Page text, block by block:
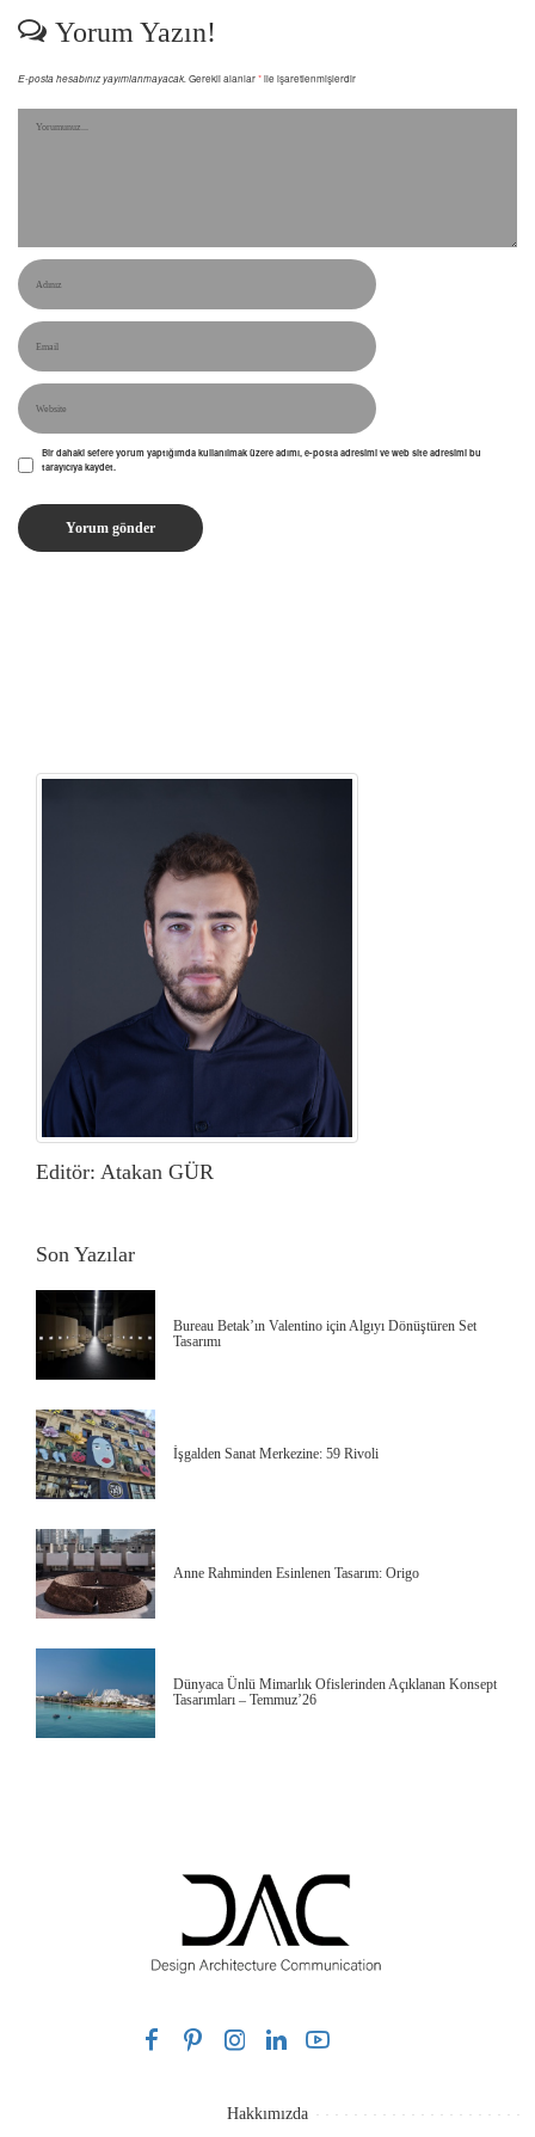
Yorum Yazın!
E-posta hesabınız yayımlanmayacak.Gerekli alanlar*ile işaretlenmişlerdir
Bir dahaki sefere yorum yaptığımda kullanılmak üzere adımı, e-posta adresimi ve web site adresimi bu
tarayıcıya kaydet.
Editör: Atakan GÜR
Son Yazılar
Bureau Betak’ın Valentino için Algıyı Dönüştüren Set
Tasarımı
İşgalden Sanat Merkezine: 59 Rivoli
Anne Rahminden Esinlenen Tasarım: Origo
Dünyaca Ünlü Mimarlık Ofislerinden Açıklanan Konsept
Tasarımları – Temmuz’26
Hakkımızda